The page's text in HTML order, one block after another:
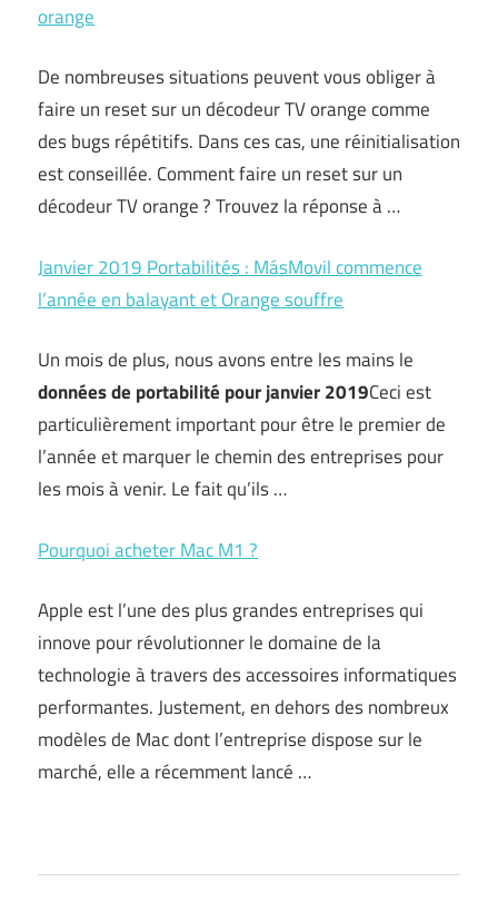
orange
De nombreuses situations peuvent vous obliger à
faire un reset sur un décodeur TV orange comme
des bugs répétitifs. Dans ces cas, une réinitialisation
est conseillée. Comment faire un reset sur un
décodeur TV orange ? Trouvez la réponse à …
Janvier 2019 Portabilités : MásMovil commence
l’année en balayant et Orange souffre
Un mois de plus, nous avons entre les mains le
données de portabilité pour janvier 2019Ceci est
particulièrement important pour être le premier de
l’année et marquer le chemin des entreprises pour
les mois à venir. Le fait qu’ils …
Pourquoi acheter Mac M1 ?
Apple est l’une des plus grandes entreprises qui
innove pour révolutionner le domaine de la
technologie à travers des accessoires informatiques
performantes. Justement, en dehors des nombreux
modèles de Mac dont l’entreprise dispose sur le
marché, elle a récemment lancé …